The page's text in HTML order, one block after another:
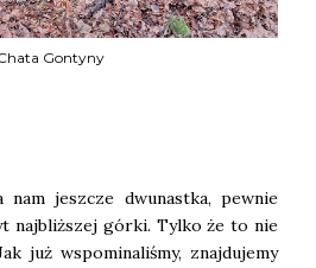
Gontyny
jeszcze dwunastka, pewnie
najbliższej górki. Tylko że to nie
już wspominaliśmy, znajdujemy